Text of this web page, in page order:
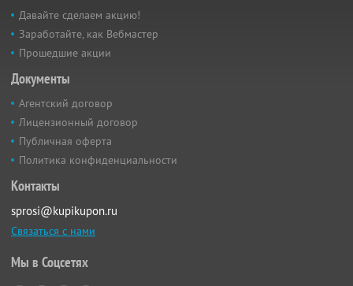
Давайте сделаем акцию!
Заработайте, как Вебмастер
Прошедшие акции
Документы
Агентский договор
Лицензионный договор
Публичная оферта
Политика конфиденциальности
Контакты
sprosi@kupikupon.ru
Связаться с нами
Мы в Соцсетях